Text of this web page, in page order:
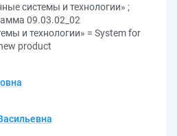
системы и технологии» ;
09.03.02_02
и технологии» = System for
product